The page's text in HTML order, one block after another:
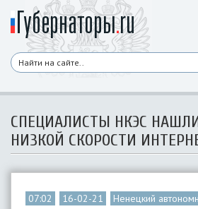
СПЕЦИАЛИСТЫ НКЭС
НИЗКОЙ СКОРОСТИ
07:02 16-02-21
Ненецкий